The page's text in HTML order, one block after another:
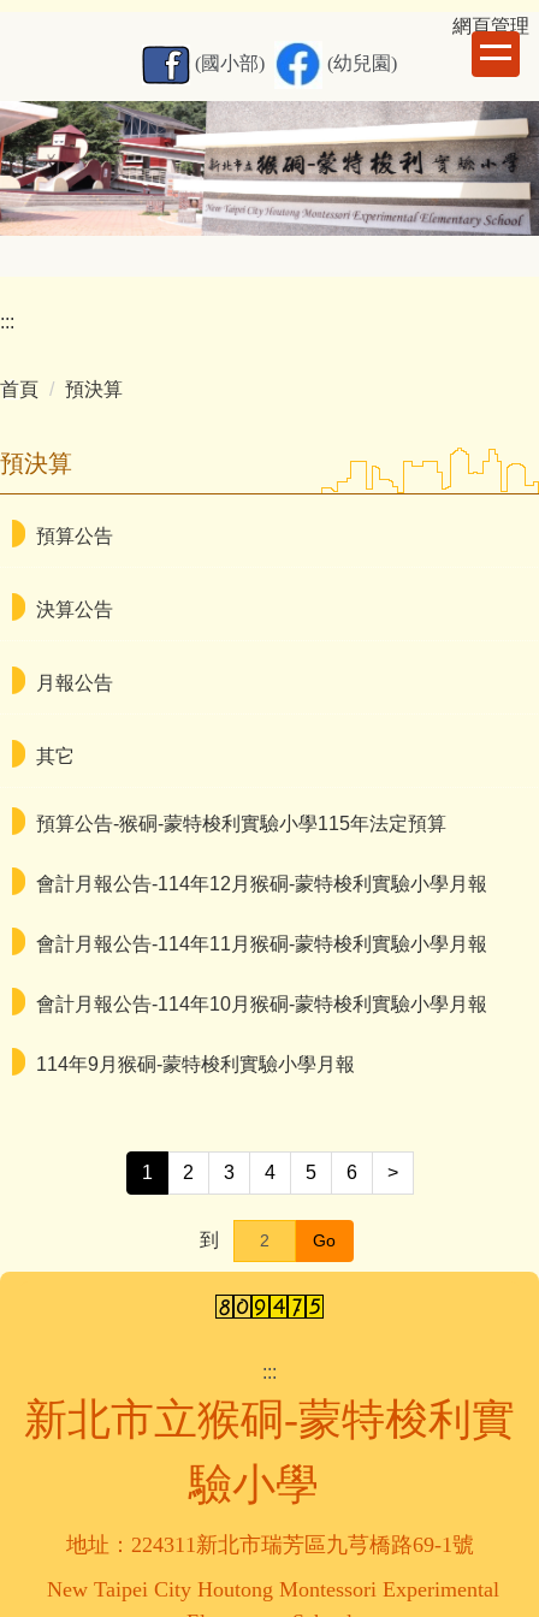
要
內
容
區
網頁管理
(國小部)
(幼兒園)
:::
首頁 預決算
預決算
預算公告
決算公告
月報公告
其它
預算公告-猴硐-蒙特梭利實驗小學115年法定預算
會計月報公告-114年12月猴硐-蒙特梭利實驗小學月報
會計月報公告-114年11月猴硐-蒙特梭利實驗小學月報
會計月報公告-114年10月猴硐-蒙特梭利實驗小學月報
114年9月猴硐-蒙特梭利實驗小學月報
1 2 3 4 5 6 >
到 Go
:::
新北市立猴硐-蒙特梭利實
驗小學
地址：224311新北市瑞芳區九芎橋路69-1號
New Taipei City Houtong Montessori Experimental